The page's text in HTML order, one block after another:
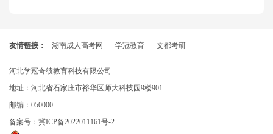
友情链接： 湖南成人高考网 学冠教育 文都考研
河北学冠奇绩教育科技有限公司
地址：河北省石家庄市裕华区师大科技园9楼901
邮编：050000
备案号： 冀ICP备2022011161号-2